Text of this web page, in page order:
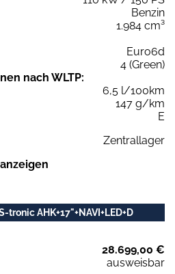
Benzin
1.984 cm³
Euro6d
4 (Green)
nach WLTP:
6,5 l/100km
147 g/km
E
Zentrallager
tronic AHK+17"+NAVI+LED+D
28.699,00 €
ausweisbar